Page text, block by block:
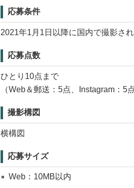
応募条件
2021年1月1日以降に国内で撮影さ
応募点数
ひとり10点まで
（Web＆郵送：5点、Instagram：5点
撮影構図
横構図
応募サイズ
Web：10MB以内